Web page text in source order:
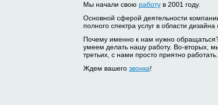
Мы начали свою работув 2001 году.
Основной сферой деятельности
полного спектра услуг в области
Почему именно к нам нужно
умеем делать нашу работу. Во-вторых,
третьих, с нами просто приятно работать.
Ждем вашего звонка!